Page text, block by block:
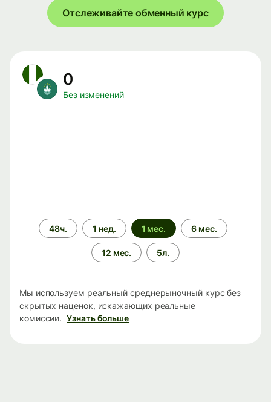
Отслеживайте обменный курс
0
Без изменений
Период
времени
48ч. 1 нед. 1 мес. 6 мес.
12 мес. 5л.
Мы используем реальный среднерыночный курс без
скрытых наценок, искажающих реальные
комиссии. Узнать больше